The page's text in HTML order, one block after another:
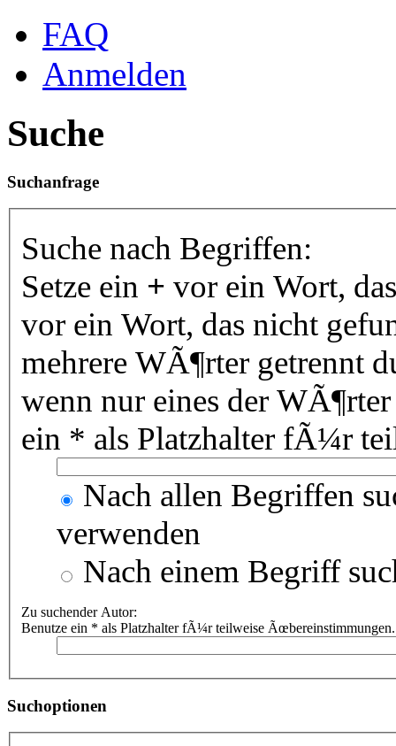
FAQ
Anmelden
Suche
Suchanfrage
Suche nach Begriffen:
Setze ein + vor ein Wort,
vor ein Wort, das nicht
mehrere WÃ¶rter getrennt
wenn nur eines der
ein * als Platzhalter fÃ¼r
Nach allen Begriffen
verwenden
Nach einem Begriff
Zu suchender Autor:
Benutze ein * als Platzhalter fÃ¼r teilweise Ãœbereinstimmungen.
Suchoptionen